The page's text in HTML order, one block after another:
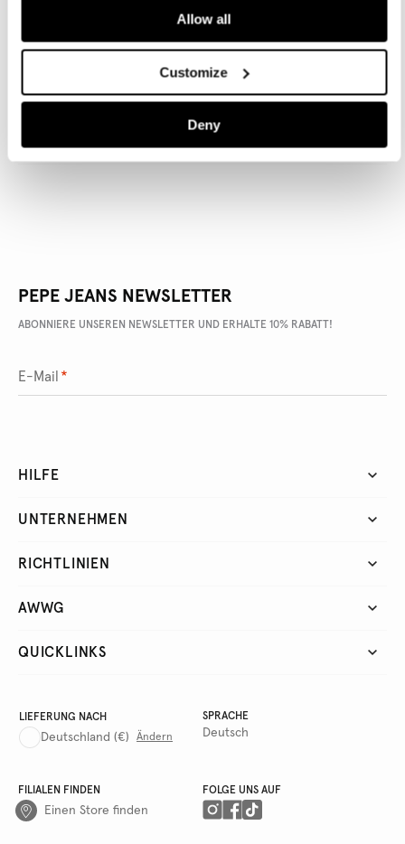
Allow all
Customize
Deny
im Store
ARTIKEL DETAILS
LIEFERUNG UND RÜCKGABE
PEPE JEANS NEWSLETTER
ABONNIERE UNSEREN NEWSLETTER UND ERHALTE 10% RABATT!
E-Mail *
HILFE
UNTERNEHMEN
RICHTLINIEN
AWWG
QUICKLINKS
LIEFERUNG NACH
Deutschland (€) Ändern
SPRACHE
Deutsch
FILIALEN FINDEN
Einen Store finden
FOLGE UNS AUF